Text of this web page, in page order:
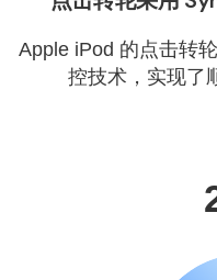
Apple iPod 的点击转
控技术，实现了